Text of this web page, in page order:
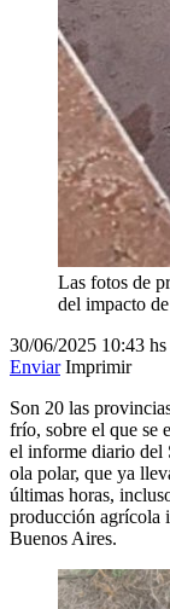
Las fotos de
del impacto
30/06/2025 10:43 hs
Enviar Imprimir
Son 20 las
frío, sobre el que se
el informe diario
ola polar, que ya
últimas horas,
producción agrícola
Buenos Aires.